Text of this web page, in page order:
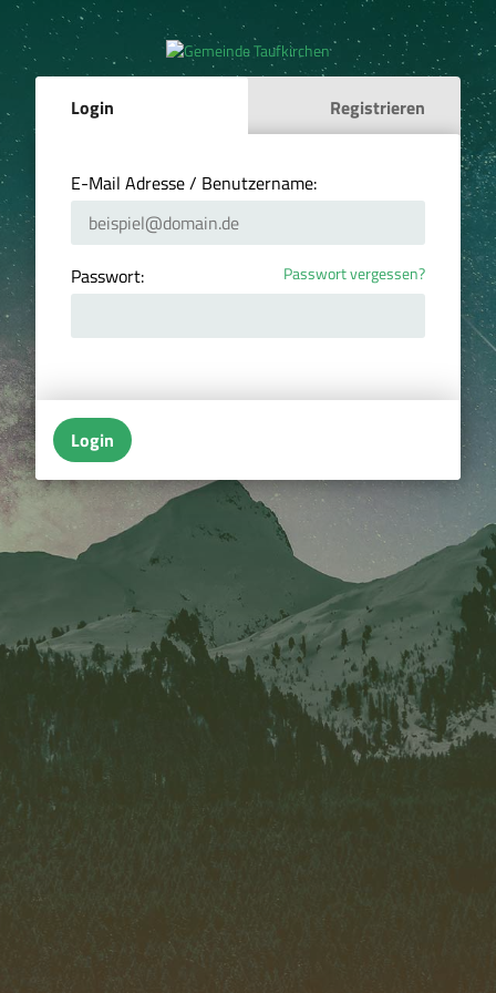
Login Registrieren
E-Mail Adresse / Benutzername:
Passwort: Passwort vergessen?
Login